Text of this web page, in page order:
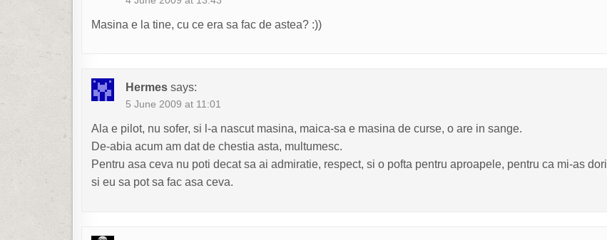
Masina e la tine, cu ce era sa fac de astea? :))
Hermes says:
5 June 2009 at 11:01
Ala e pilot, nu sofer, si l-a nascut masina, maica-sa e masina de curse, o are in sange.
De-abia acum am dat de chestia asta, multumesc.
Pentru asa ceva nu poti decat sa ai admiratie, respect, si o pofta pentru aproapele, pentru ca mi-as dori
si eu sa pot sa fac asa ceva.